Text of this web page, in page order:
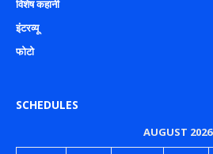
विशेष कहानी
इंटरव्यू
फोटो
SCHEDULES
AUGUST 2026